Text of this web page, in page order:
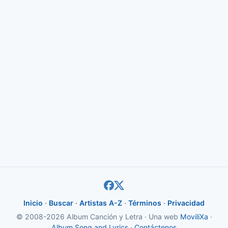
Inicio · Buscar · Artistas A-Z · Términos · Privacidad
© 2008-2026 Album Canción y Letra · Una web MoviliXa ·